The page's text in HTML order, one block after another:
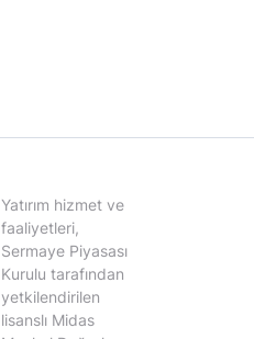
Yatırım hizmet ve
faaliyetleri,
Sermaye Piyasası
Kurulu tarafından
yetkilendirilen
lisanslı Midas